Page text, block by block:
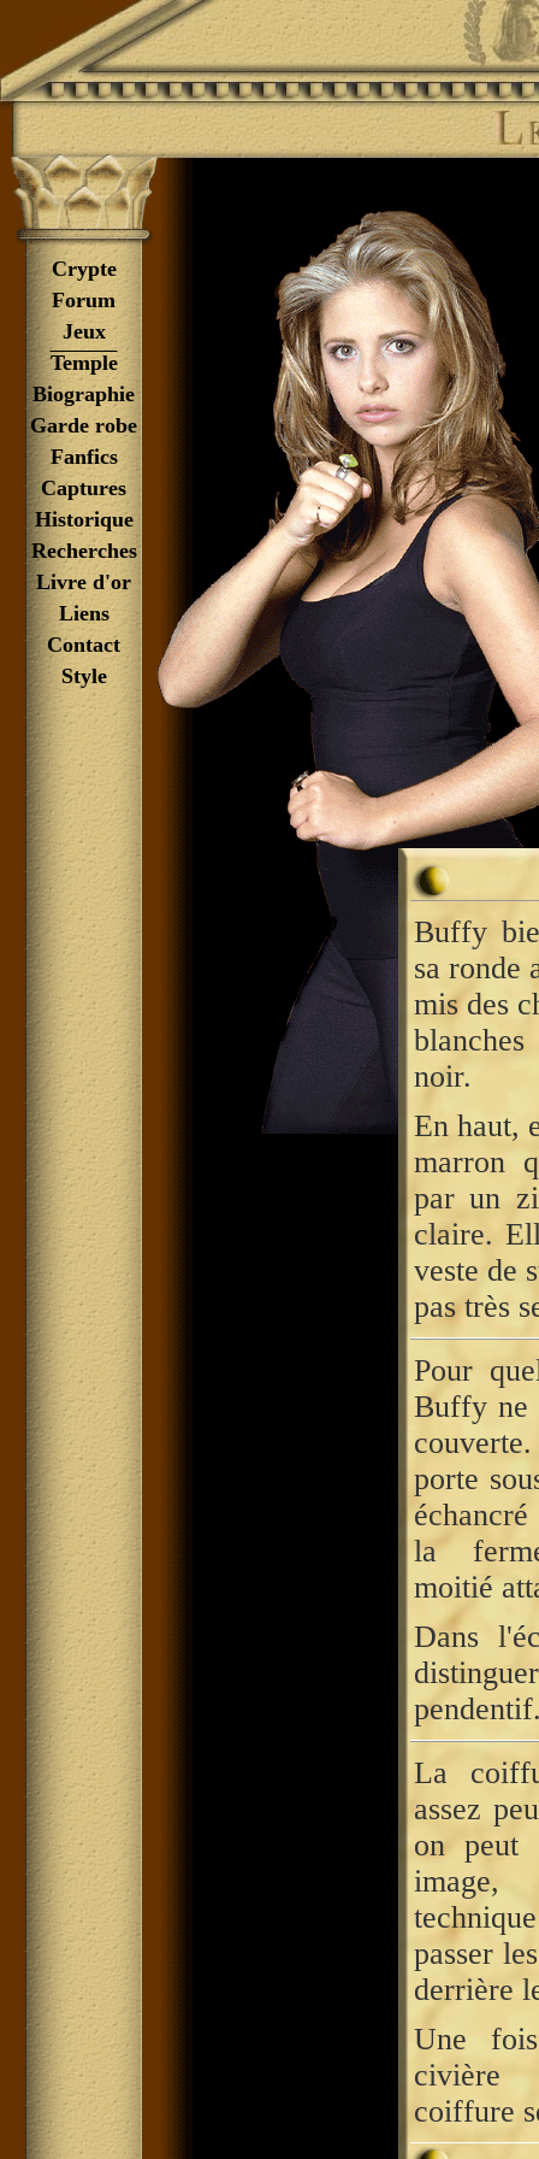
Le Temple d'Alyson
Crypte
Forum
Jeux
Temple
Biographie
Garde robe
Fanfics
Captures
Historique
Recherches
Livre d'or
Liens
Contact
Style
Buffy
sa ronde
mis des
noir.
En haut,
marron
par un
claire.
veste de
pas très
Pour
Buffy ne
porte
la
moitié
Dans
La
assez
on peut
passer
derrière
Une
coiffure